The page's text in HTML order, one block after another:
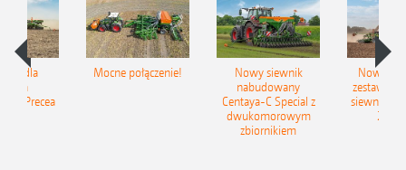
dla
Precea
Mocne połączenie!
Nowy siewnik
nabudowany
Centaya-C Special z
dwukomorowym
zbiornikiem
Nowy
zestaw
siewny
2C